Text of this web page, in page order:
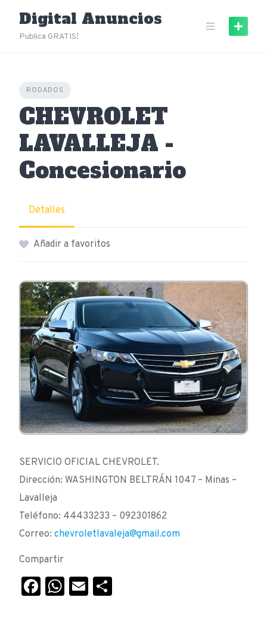
content
Digital Anuncios
Publica GRATIS!
RODADOS
CHEVROLET
LAVALLEJA -
Concesionario
Detalles
Añadir a favoritos
SERVICIO OFICIAL CHEVROLET.
Dirección: WASHINGTON BELTRÁN 1047 – Minas –
Lavalleja
Teléfono: 44433233 – 092301862
Correo: chevroletlavaleja@gmail.com
Compartir
Facebook
WhatsApp
Email